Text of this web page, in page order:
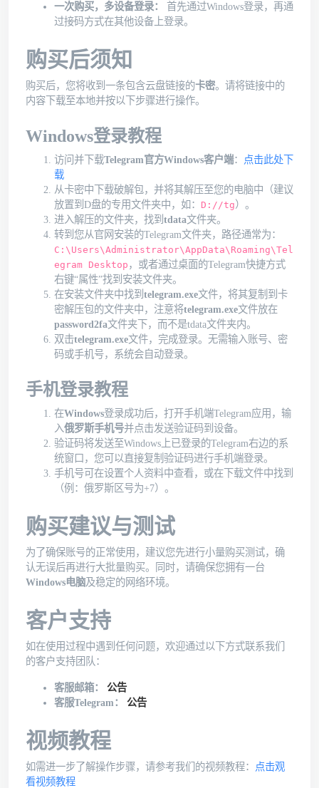
一次购买，多设备登录：
首先通过Windows登录，再通
过接码方式在其他设备上登录。
购买后须知
购买后，您将收到一条包含云盘链接的卡密。请将链接中的
内容下载至本地并按以下步骤进行操作。
Windows登录教程
访问并下载Telegram官方Windows客户端： 点击此处下
载
从卡密中下载破解包，并将其解压至您的电脑中（建议
放置到D盘的专用文件夹中，如： D://tg）。
进入解压的文件夹，找到tdata文件夹。
转到您从官网安装的Telegram文件夹，路径通常为：
C:\Users\Administrator\AppData\Roaming\Tel
egram Desktop ，或者通过桌面的Telegram快捷方式
右键“属性”找到安装文件夹。
在安装文件夹中找到telegram.exe文件，将其复制到卡
密解压包的文件夹中，注意将telegram.exe文件放在
password2fa文件夹下，而不是tdata文件夹内。
双击telegram.exe文件，完成登录。无需输入账号、密
码或手机号，系统会自动登录。
手机登录教程
在Windows登录成功后，打开手机端Telegram应用，输
入俄罗斯手机号并点击发送验证码到设备。
验证码将发送至Windows上已登录的Telegram右边的系
统窗口，您可以直接复制验证码进行手机端登录。
手机号可在设置个人资料中查看，或在下载文件中找到
（例：俄罗斯区号为+7）。
购买建议与测试
为了确保账号的正常使用，建议您先进行小量购买测试，确
认无误后再进行大批量购买。同时，请确保您拥有一台
Windows电脑及稳定的网络环境。
客户支持
如在使用过程中遇到任何问题，欢迎通过以下方式联系我们
的客户支持团队：
客服邮箱：
公告
客服Telegram：
公告
视频教程
如需进一步了解操作步骤，请参考我们的视频教程： 点击观
看视频教程